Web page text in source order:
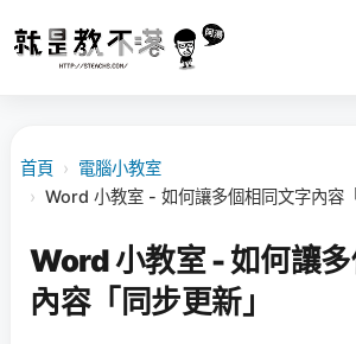
首頁 › 電腦小教室
› Word 小教室 - 如何讓多個相同文字內容
Word 小教室 - 如何讓
內容「同步更新」